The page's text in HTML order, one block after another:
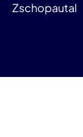
Zschopautal